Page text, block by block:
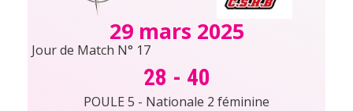
29 mars 2025
Jour de Match N° 17
28 - 40
POULE 5 - Nationale 2 féminine